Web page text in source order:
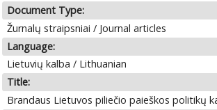
Document Type:
Žurnalų straipsniai / Journal articles
Language:
Lietuvių kalba / Lithuanian
Title:
Brandaus Lietuvos piliečio paieškos politikų